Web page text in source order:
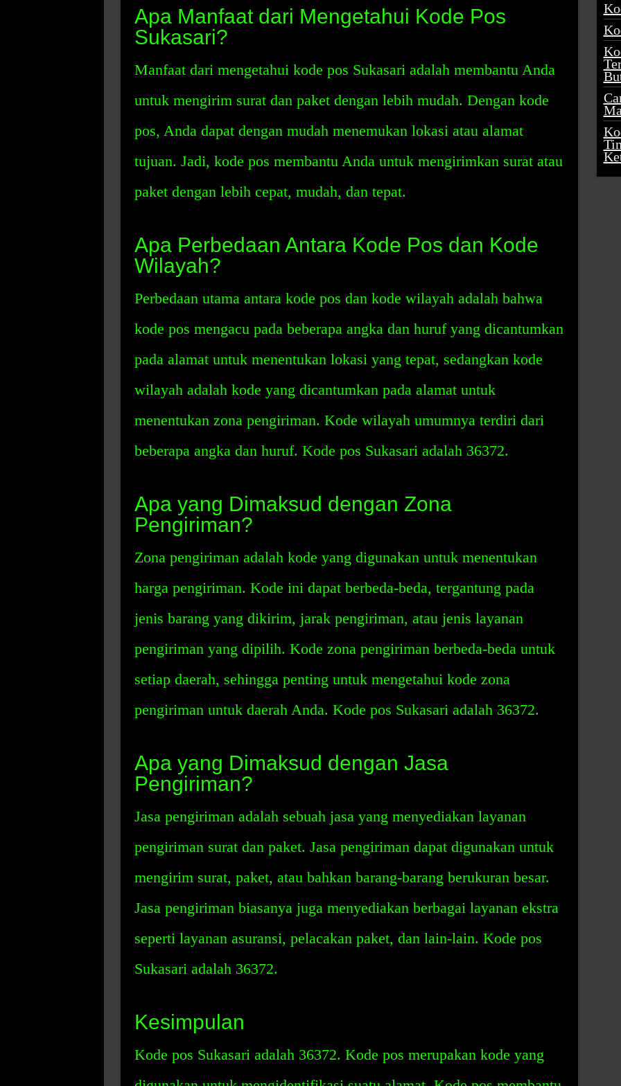
Apa Manfaat dari Mengetahui Kode Pos
Sukasari?
Manfaat dari mengetahui kode pos Sukasari adalah membantu Anda
untuk mengirim surat dan paket dengan lebih mudah. Dengan kode
pos, Anda dapat dengan mudah menemukan lokasi atau alamat
tujuan. Jadi, kode pos membantu Anda untuk mengirimkan surat atau
paket dengan lebih cepat, mudah, dan tepat.
Apa Perbedaan Antara Kode Pos dan Kode
Wilayah?
Perbedaan utama antara kode pos dan kode wilayah adalah bahwa
kode pos mengacu pada beberapa angka dan huruf yang dicantumkan
pada alamat untuk menentukan lokasi yang tepat, sedangkan kode
wilayah adalah kode yang dicantumkan pada alamat untuk
menentukan zona pengiriman. Kode wilayah umumnya terdiri dari
beberapa angka dan huruf. Kode pos Sukasari adalah 36372.
Apa yang Dimaksud dengan Zona
Pengiriman?
Zona pengiriman adalah kode yang digunakan untuk menentukan
harga pengiriman. Kode ini dapat berbeda-beda, tergantung pada
jenis barang yang dikirim, jarak pengiriman, atau jenis layanan
pengiriman yang dipilih. Kode zona pengiriman berbeda-beda untuk
setiap daerah, sehingga penting untuk mengetahui kode zona
pengiriman untuk daerah Anda. Kode pos Sukasari adalah 36372.
Apa yang Dimaksud dengan Jasa
Pengiriman?
Jasa pengiriman adalah sebuah jasa yang menyediakan layanan
pengiriman surat dan paket. Jasa pengiriman dapat digunakan untuk
mengirim surat, paket, atau bahkan barang-barang berukuran besar.
Jasa pengiriman biasanya juga menyediakan berbagai layanan ekstra
seperti layanan asuransi, pelacakan paket, dan lain-lain. Kode pos
Sukasari adalah 36372.
Kesimpulan
Kode pos Sukasari adalah 36372. Kode pos merupakan kode yang